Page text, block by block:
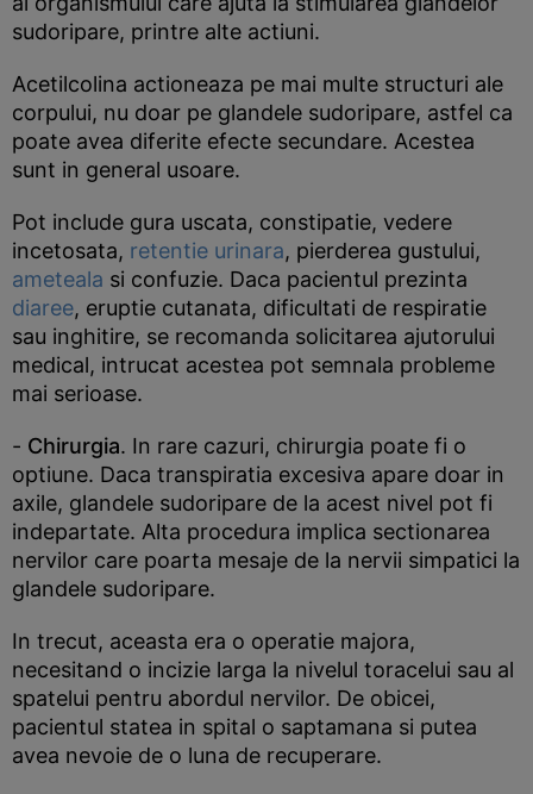
sudoripare, printre alte actiuni.
Acetilcolina actioneaza pe mai multe structuri ale
corpului, nu doar pe glandele sudoripare, astfel ca
poate avea diferite efecte secundare. Acestea
sunt in general usoare.
Pot include gura uscata, constipatie, vedere
incetosata, retentie urinara, pierderea gustului,
ameteala si confuzie. Daca pacientul prezinta
diaree, eruptie cutanata, dificultati de respiratie
sau inghitire, se recomanda solicitarea ajutorului
medical, intrucat acestea pot semnala probleme
mai serioase.
- Chirurgia. In rare cazuri, chirurgia poate fi o
optiune. Daca transpiratia excesiva apare doar in
axile, glandele sudoripare de la acest nivel pot fi
indepartate. Alta procedura implica sectionarea
nervilor care poarta mesaje de la nervii simpatici la
glandele sudoripare.
In trecut, aceasta era o operatie majora,
necesitand o incizie larga la nivelul toracelui sau al
spatelui pentru abordul nervilor. De obicei,
pacientul statea in spital o saptamana si putea
avea nevoie de o luna de recuperare.